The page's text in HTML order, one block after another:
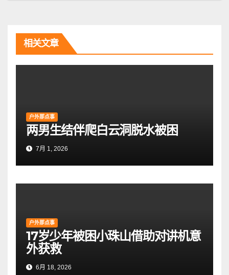
航
相关文章
户外那点事
两男生结伴爬白云洞脱水被困
7月 1, 2026
户外那点事
17岁少年被困小珠山借助对讲机意
外获救
6月 18, 2026